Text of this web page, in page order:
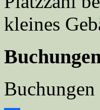
kleines